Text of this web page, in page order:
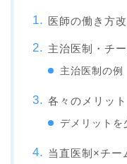
医師の働き方
主治医制・チ
主治医制の例
各々のメリッ
デメリットを
当直医制×チー